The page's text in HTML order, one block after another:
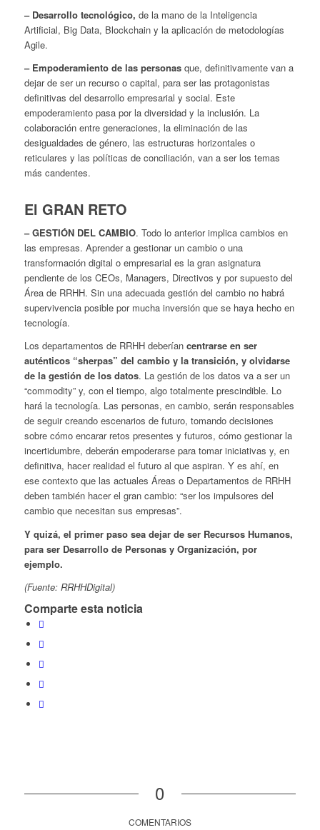
– Desarrollo tecnológico, de la mano de la Inteligencia
Artificial, Big Data, Blockchain y la aplicación de metodologías
Agile.
– Empoderamiento de las personasque, definitivamente van a
dejar de ser un recurso o capital, para ser las protagonistas
definitivas del desarrollo empresarial y social. Este
empoderamiento pasa por la diversidad y la inclusión. La
colaboración entre generaciones, la eliminación de las
desigualdades de género, las estructuras horizontales o
reticulares y las políticas de conciliación, van a ser los temas
más candentes.
El GRAN RETO
– GESTIÓN DEL CAMBIO. Todo lo anterior implica cambios en
las empresas. Aprender a gestionar un cambio o una
transformación digital o empresarial es la gran asignatura
pendiente de los CEOs, Managers, Directivos y por supuesto del
Área de RRHH. Sin una adecuada gestión del cambio no habrá
supervivencia posible por mucha inversión que se haya hecho en
tecnología.
Los departamentos de RRHH deberían centrarse en ser
auténticos “sherpas” del cambio y la transición, y olvidarse
de la gestión de los datos. La gestión de los datos va a ser un
“commodity” y, con el tiempo, algo totalmente prescindible. Lo
hará la tecnología. Las personas, en cambio, serán responsables
de seguir creando escenarios de futuro, tomando decisiones
sobre cómo encarar retos presentes y futuros, cómo gestionar la
incertidumbre, deberán empoderarse para tomar iniciativas y, en
definitiva, hacer realidad el futuro al que aspiran. Y es ahí, en
ese contexto que las actuales Áreas o Departamentos de RRHH
deben también hacer el gran cambio: “ser los impulsores del
cambio que necesitan sus empresas”.
Y quizá, el primer paso sea dejar de ser Recursos Humanos,
para ser Desarrollo de Personas y Organización, por
ejemplo.
(Fuente: RRHHDigital)
Comparte esta noticia
0
COMENTARIOS